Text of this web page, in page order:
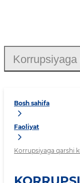
Bosh sahifa
Faoliyat
Korrupsiyaga qarshi